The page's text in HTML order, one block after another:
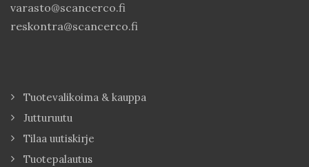
varasto@scancerco.fi
reskontra@scancerco.fi
Tuotevalikoima & kauppa
Jutturuutu
Tilaa uutiskirje
Tuotepalautus